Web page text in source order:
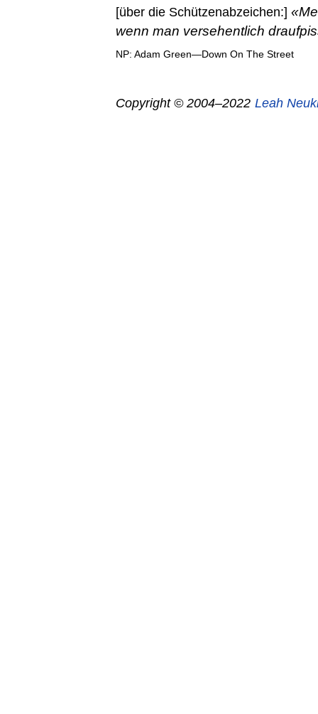
[über die Schützenabzeichen:]
wenn man versehentlich
NP: Adam Green—Down On The Street
Copyright © 2004–2022 Leah